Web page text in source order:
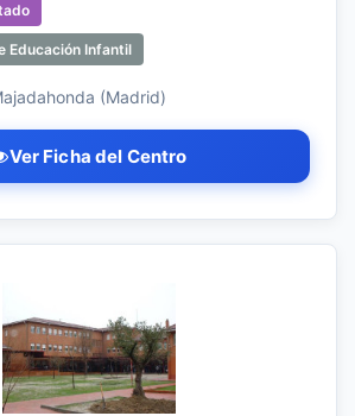
Educación Infantil
(Madrid)
Ver Ficha del Centro